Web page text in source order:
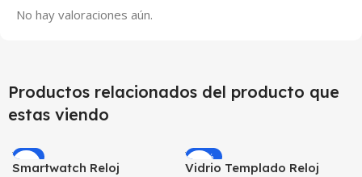
No hay valoraciones aún.
Productos relacionados del producto que
estas viendo
-9%
Smartwatch Reloj
-49%
Vidrio Templado Reloj